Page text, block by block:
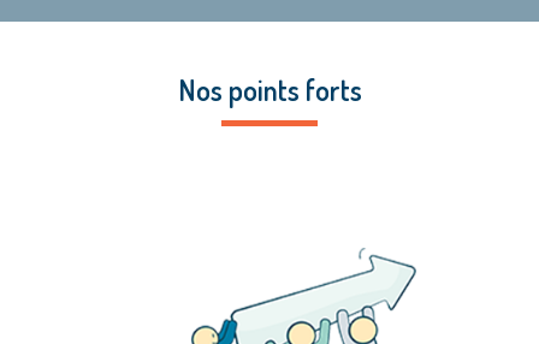
Nos points forts